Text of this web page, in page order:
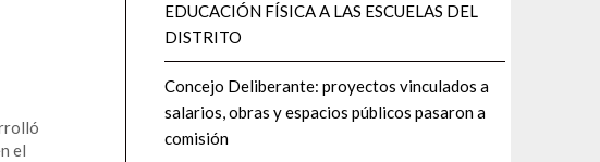
el
EDUCACIÓN FÍSICA A LAS ESCUELAS DEL
DISTRITO
Concejo Deliberante: proyectos vinculados a
salarios, obras y espacios públicos pasaron a
comisión